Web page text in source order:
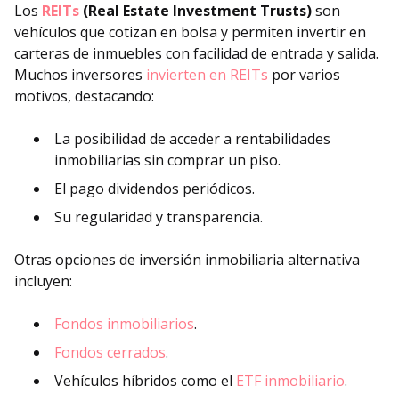
Los REITs (Real Estate Investment Trusts)son
vehículos que cotizan en bolsa y permiten invertir en
carteras de inmuebles con facilidad de entrada y salida.
Muchos inversores invierten en REITs por varios
motivos, destacando:
La posibilidad de acceder a rentabilidades
inmobiliarias sin comprar un piso.
El pago dividendos periódicos.
Su regularidad y transparencia.
Otras opciones de inversión inmobiliaria alternativa
incluyen:
Fondos inmobiliarios.
Fondos cerrados.
Vehículos híbridos como el ETF inmobiliario.